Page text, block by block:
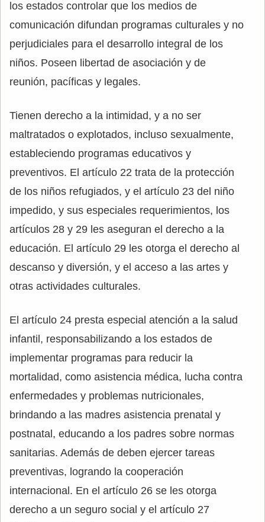
los estados controlar que los medios de
comunicación difundan programas culturales y no
perjudiciales para el desarrollo integral de los
niños. Poseen libertad de asociación y de
reunión, pacíficas y legales.
Tienen derecho a la intimidad, y a no ser
maltratados o explotados, incluso sexualmente,
estableciendo programas educativos y
preventivos. El artículo 22 trata de la protección
de los niños refugiados, y el artículo 23 del niño
impedido, y sus especiales requerimientos, los
artículos 28 y 29 les aseguran el derecho a la
educación. El artículo 29 les otorga el derecho al
descanso y diversión, y el acceso a las artes y
otras actividades culturales.
El artículo 24 presta especial atención a la salud
infantil, responsabilizando a los estados de
implementar programas para reducir la
mortalidad, como asistencia médica, lucha contra
enfermedades y problemas nutricionales,
brindando a las madres asistencia prenatal y
postnatal, educando a los padres sobre normas
sanitarias. Además de deben ejercer tareas
preventivas, logrando la cooperación
internacional. En el artículo 26 se les otorga
derecho a un seguro social y el artículo 27